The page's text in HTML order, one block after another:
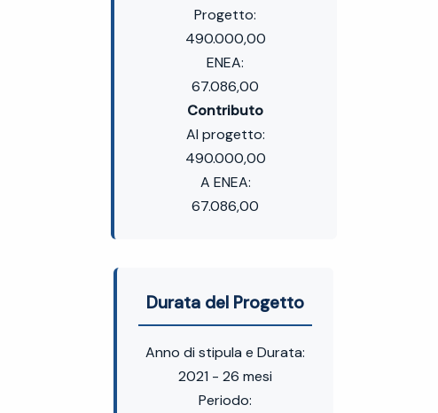
Progetto:
490.000,00
ENEA:
67.086,00
Contributo
Al progetto:
490.000,00
A ENEA:
67.086,00
Durata del Progetto
Anno di stipula e Durata:
2021 - 26 mesi
Periodo: